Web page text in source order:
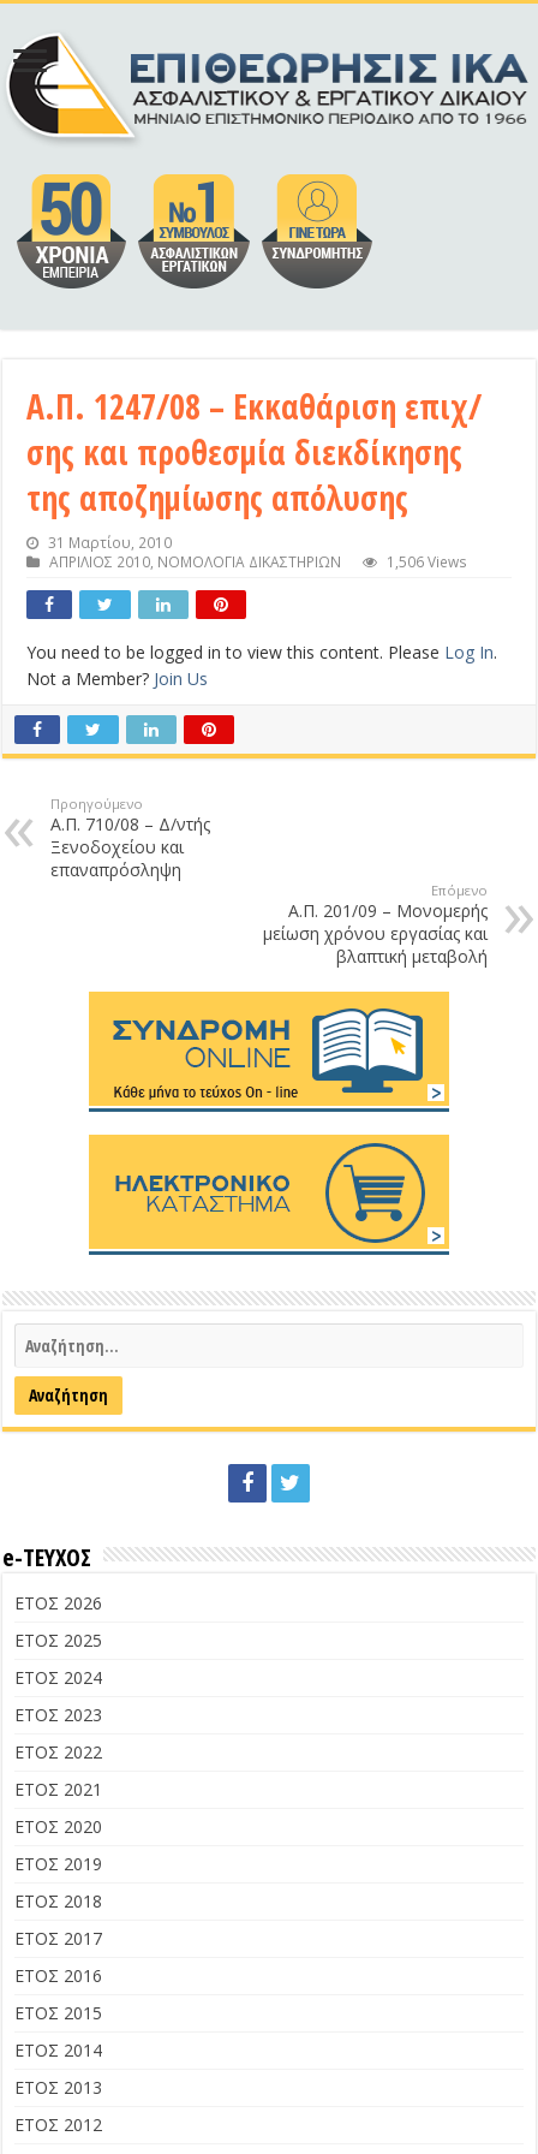
Α.Π. 1247/08 – Εκκαθάριση επιχ/
σης και προθεσμία διεκδίκησης
της αποζημίωσης απόλυσης
31 Μαρτίου, 2010
ΑΠΡΙΛΙΟΣ 2010, ΝΟΜΟΛΟΓΙΑ ΔΙΚΑΣΤΗΡΙΩΝ 1,506 Views
You need to be logged in to view this content. Please Log In.
Not a Member? Join Us
Προηγούμενο
Α.Π. 710/08 – Δ/ντής
Ξενοδοχείου και
επαναπρόσληψη
Επόμενο
A.Π. 201/09 – Μονομερής
μείωση χρόνου εργασίας και
βλαπτική μεταβολή
e-ΤΕΥΧΟΣ
ΕΤΟΣ 2026
ΕΤΟΣ 2025
ΕΤΟΣ 2024
ΕΤΟΣ 2023
ΕΤΟΣ 2022
ΕΤΟΣ 2021
ΕΤΟΣ 2020
ΕΤΟΣ 2019
ΕΤΟΣ 2018
ΕΤΟΣ 2017
ΕΤΟΣ 2016
ΕΤΟΣ 2015
ΕΤΟΣ 2014
ΕΤΟΣ 2013
ΕΤΟΣ 2012